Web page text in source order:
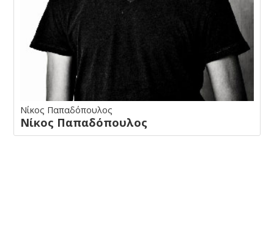
Νίκος Παπαδόπουλος
Νίκος Παπαδόπουλος